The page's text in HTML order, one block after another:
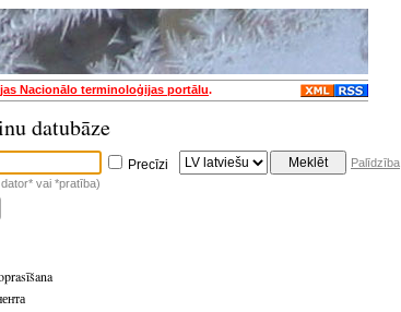
Nacionālo terminoloģijas portālu.
datubāze
Precīzi
Palīdzība
vai *pratība)